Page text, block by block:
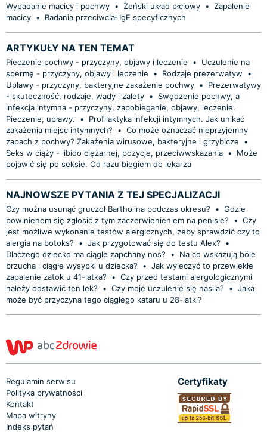
Wypadanie macicy i pochwy • Żeński układ płciowy • Zapalenie
macicy • Badania przeciwciał IgE specyficznych
ARTYKUŁY NA TEN TEMAT
Pieczenie pochwy - przyczyny, objawy i leczenie •
Uczulenie na
spermę - przyczyny, objawy i leczenie
• Rodzaje prezerwatyw
•
Upławy - przyczyny, bakteryjne zakażenie pochwy •
Prezerwatywy
- skuteczność, rodzaje, wady i zalety •
Swędzenie pochwy, a
infekcja intymna - przyczyny, zapobieganie, objawy, leczenie.
Pieczenie, upławy.
•
Profilaktyka infekcji intymnych. Jak unikać
zakażenia miejsc intymnych?
• Co może oznaczać nieprzyjemny
zapach z pochwy? Zakażenia wirusowe, bakteryjne i grzybicze
•
Seks w ciąży - libido ciężarnej, pozycje, przeciwwskazania •
Może
pojawić się po seksie. Od razu biegiem do lekarza
NAJNOWSZE PYTANIA Z TEJ SPECJALIZACJI
Czy można usunąć gruczoł Bartholina podczas okresu? • Gdzie
powinienem się zgłosić z tym zaczerwienieniem na penisie?
• Czy
jest możliwe wykonanie testów alergicznych, żeby sprawdzić czy to
alergia na botoks?
• Jak przygotować się do testu Alex?
•
Dlaczego dziecko ma ciągle zapchany nos?
•
Na co wskazują bóle
brzucha i ciągłe wysypki u dziecka?
• Jak wyleczyć to przewlekłe
zapalenie zatok u 41-latka?
• Czy przed testami alergologicznymi
należy odstawić ten lek?
• Czy moje uczulenie się nasila? • Jaka
może być przyczyna tego ciągłego kataru u 28-latki?
Regulamin serwisu
Polityka prywatności
Kontakt
Mapa witryny
Indeks pytań
Certyfikaty